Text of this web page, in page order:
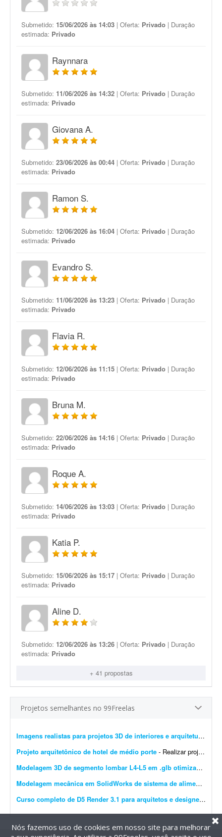
Submetido: 15/06/2026 às 14:03 | Oferta: Privado | Duração
estimada: Privado
Raynnara
Submetido: 11/06/2026 às 14:32 | Oferta: Privado | Duração
estimada: Privado
Giovana A.
Submetido: 23/06/2026 às 00:44 | Oferta: Privado | Duração
estimada: Privado
Ramon S.
Submetido: 12/06/2026 às 16:04 | Oferta: Privado | Duração
estimada: Privado
Evandro S.
Submetido: 11/06/2026 às 13:23 | Oferta: Privado | Duração
estimada: Privado
Flavia R.
Submetido: 12/06/2026 às 11:15 | Oferta: Privado | Duração
estimada: Privado
Bruna M.
Submetido: 22/06/2026 às 14:16 | Oferta: Privado | Duração
estimada: Privado
Roque A.
Submetido: 14/06/2026 às 13:03 | Oferta: Privado | Duração
estimada: Privado
Katia P.
Submetido: 15/06/2026 às 15:17 | Oferta: Privado | Duração
estimada: Privado
Aline D.
Submetido: 12/06/2026 às 13:26 | Oferta: Privado | Duração
estimada: Privado
+ 41 propostas
Projetos semelhantes no 99Freelas
Imagens realistas para projetos 3D de interiores e arquitetura
Projeto arquitetônico de hotel de médio porte - Realizar projeto arquitetônico para hotel de médio porte e entregar os desenhos técnicos realizados em softwares de modelagem CAD/BIM. Você deverá entregar: * Rel...
Modelagem 3D de segmento lombar L4-L5 em .glb otimizado para WebGL
Modelagem mecânica em SolidWorks de sistema de alimentação industrial
Curso completo de D5 Render 3.1 para arquitetos e designers
Nós fazemos uso de cookies em nosso site para melhorar